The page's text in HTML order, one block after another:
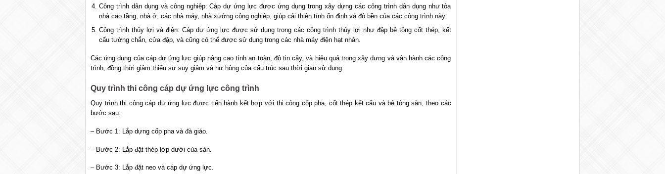
Công trình dân dụng và công nghiệp: Cáp dự ứng lực được ứng dụng trong xây dựng các công trình dân dụng như tòa
nhà cao tầng, nhà ở, các nhà máy, nhà xưởng công nghiệp, giúp cải thiện tính ổn định và độ bền của các công trình này.
Công trình thủy lợi và điện: Cáp dự ứng lực được sử dụng trong các công trình thủy lợi như đập bê tông cốt thép, kết
cấu tường chắn, cửa đập, và cũng có thể được sử dụng trong các nhà máy điện hạt nhân.
Các ứng dụng của cáp dự ứng lực giúp nâng cao tính an toàn, độ tin cậy, và hiệu quả trong xây dựng và vận hành các công
trình, đồng thời giảm thiểu sự suy giảm và hư hỏng của cấu trúc sau thời gian sử dụng.
Quy trình thi công cáp dự ứng lực công trình
Quy trình thi công cáp dự ứng lực được tiến hành kết hợp với thi công cốp pha, cốt thép kết cấu và bê tông sàn, theo các
bước sau:
– Bước 1: Lắp dựng cốp pha và đà giáo.
– Bước 2: Lắp đặt thép lớp dưới của sàn.
– Bước 3: Lắp đặt neo và cáp dự ứng lực.